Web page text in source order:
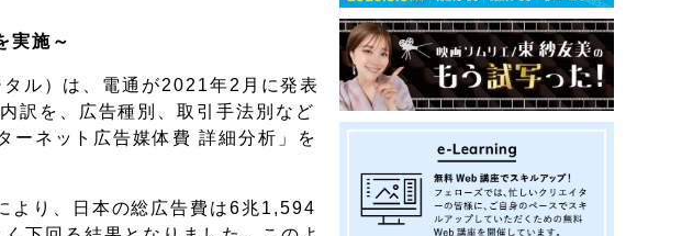
実施～
ル）は、電通が2021年2月に発表
訳を、広告種別、取引手法別など
ーネット広告媒体費 詳細分析」を
より、日本の総広告費は6兆1,594